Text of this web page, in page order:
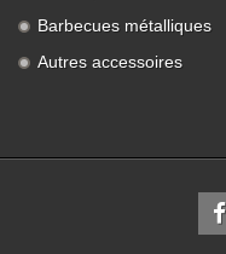
Barbecues métalliques
Autres accessoires